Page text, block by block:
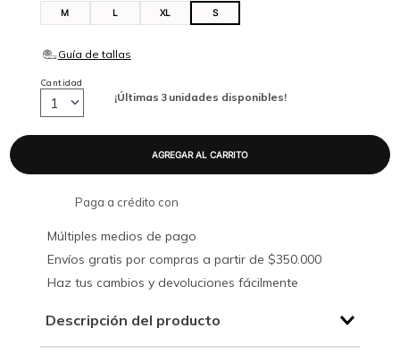
M L XL S
¡Últimas 3 unidades disponibles!
Cantidad
1
Paga a crédito con
Múltiples medios de pago
Envíos gratis por compras a partir de $350.000
Haz tus cambios y devoluciones fácilmente
Descripción del producto